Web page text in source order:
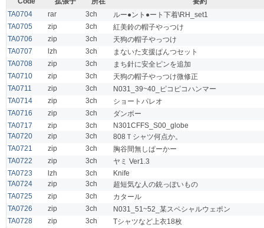
TA0704
rar 3ch
ルー●ント●ート下着\RH_set1
TA0705
zip 3ch
紅美鈴の帽子やっつけ
TA0706
zip 3ch
天狗の帽子やっつけ
TA0707
lzh 3ch
まないた支援ぱんつセット
TA0708
zip 3ch
まち針に安全ピンを追加
TA0710
zip 3ch
天狗の帽子やっつけ微修正
TA0711
zip 3ch
N031_39~40_ピコピコハンマー
TA0714
zip 3ch
ショートパレオ
TA0716
zip 3ch
ダンボー
TA0717
zip 3ch
N301CFFS_S00_globe
TA0720
zip 3ch
808Ｔシャツ何点か。
TA0721
zip 3ch
胸谷間無しぱーかー
TA0722
zip 3ch
ヤミ Ver1.3
TA0723
lzh 3ch
Knife
TA0724
zip 3ch
超短気な人の銃っぽいもの
TA0725
zip 3ch
カタール
TA0726
zip 3ch
N031_51~52_某スペシャルウェポン
TA0728
zip 3ch
Tシャツなど上衣18枚